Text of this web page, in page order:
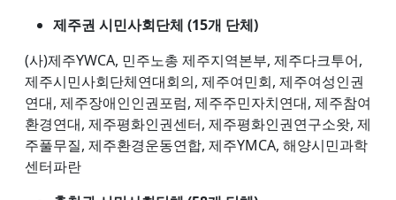
제주권 시민사회단체 (15개 단체)
(사)제주YWCA, 민주노총 제주지역본부, 제주다크투어,
제주시민사회단체연대회의, 제주여민회, 제주여성인권
연대, 제주장애인인권포럼, 제주주민자치연대, 제주참여
환경연대, 제주평화인권센터, 제주평화인권연구소왓, 제
주풀무질, 제주환경운동연합, 제주YMCA, 해양시민과학
센터파란